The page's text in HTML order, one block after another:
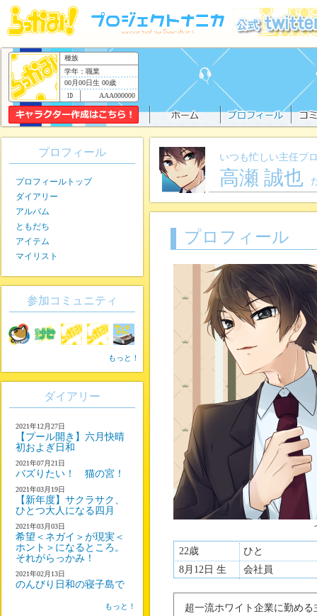
種族
学年：職業
00月00日生 00歳
AAA000000
いつも忙しい主任プ
高瀬 誠也
プロフィール
22歳
ひと
8月12日 生
会社員
超一流ホワイト企業に勤め
プロフィール
プロフィールトップ
ダイアリー
アルバム
ともだち
アイテム
マイリスト
参加コミュニティ
もっと！
ダイアリー
2021年12月27日
【プール開き】六月快晴
初およぎ日和
2021年07月21日
バズりたい！ 猫の宮！
2021年03月19日
【新年度】サクラサク、
ひとつ大人になる四月
2021年03月03日
希望＜ネガイ＞が現実＜
ホント＞になるところ。
それがらっかみ！
2021年02月13日
のんびり日和の寝子島で
もっと！